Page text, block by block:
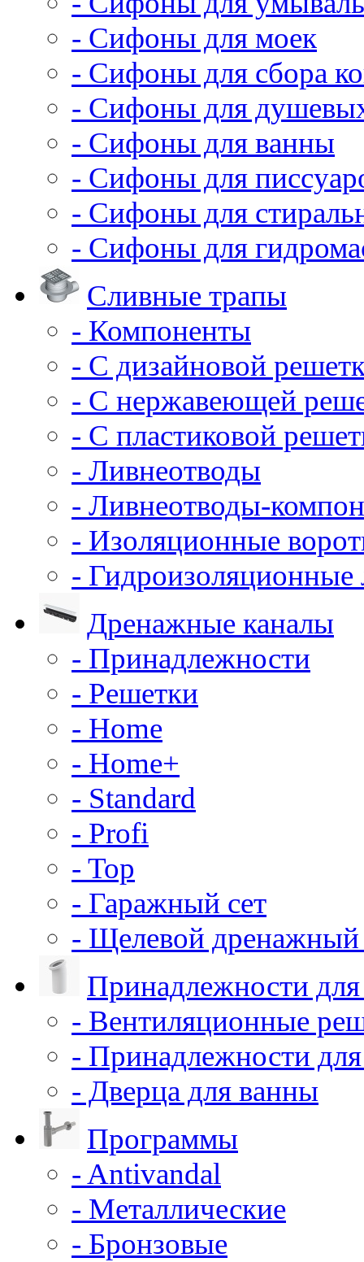
- Сифоны для моек
- Сифоны для сбора
- Сифоны для
- Сифоны для ванны
- Сифоны для
- Сифоны для
- Сифоны для
Сливные трапы
- Компоненты
- С дизайновой
- С нержавеющей
- С пластиковой
- Ливнеотводы
- Ливнеотводы-
- Изоляционные
- Гидроизоляционные
Дренажные каналы
- Принадлежности
- Решетки
- Home
- Home+
- Standard
- Profi
- Top
- Гаражный сет
- Щелевой дренажный
Принадлежности для
- Вентиляционные
- Принадлежности
- Дверца для ванны
Программы
- Antivandal
- Металлические
- Бронзовые